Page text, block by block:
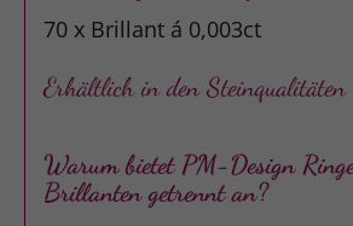
70 x Brillant á 0,003ct
Erhältlich in den Steinqualitäten
Warum bietet PM-Design
Brillanten getrennt an?